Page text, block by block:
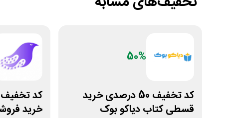
50%
کد تخفیف 50 درصدی خرید
قسطی کتاب دیاکو بوک
خرید